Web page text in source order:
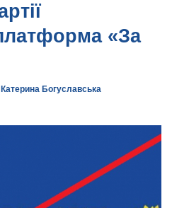
«За
Катерина Богуславська